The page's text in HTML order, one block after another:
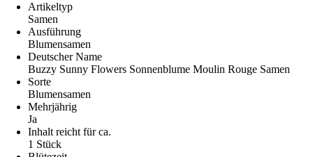
Artikeltyp
Samen
Ausführung
Blumensamen
Deutscher Name
Buzzy Sunny Flowers Sonnenblume Moulin Rouge Samen
Sorte
Blumensamen
Mehrjährig
Ja
Inhalt reicht für ca.
1 Stück